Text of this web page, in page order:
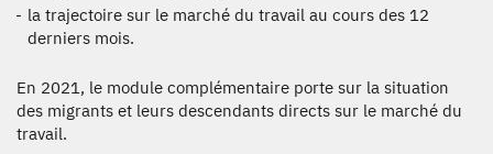
la trajectoire sur le marché du travail au cours des 12
derniers mois.
En 2021, le module complémentaire porte sur la situation
des migrants et leurs descendants directs sur le marché du
travail.